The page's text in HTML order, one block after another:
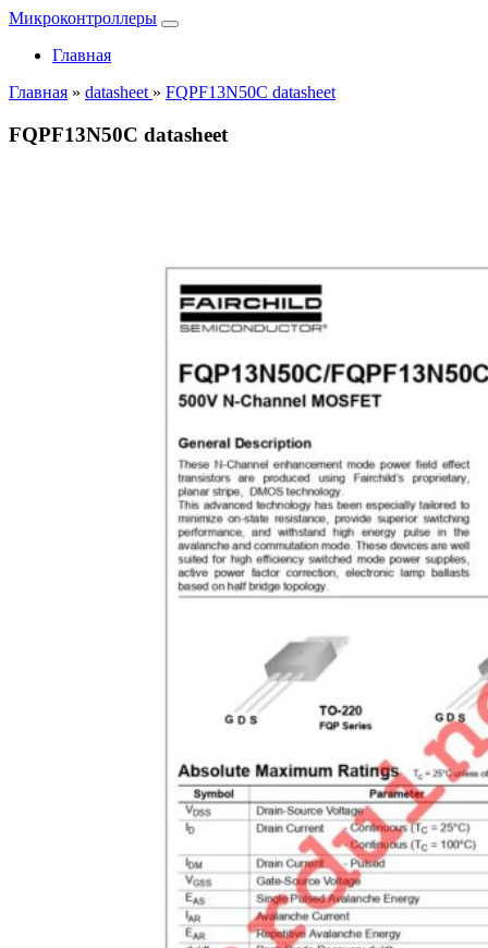
Микроконтроллеры
Главная
Главная » datasheet » FQPF13N50C datasheet
FQPF13N50C datasheet